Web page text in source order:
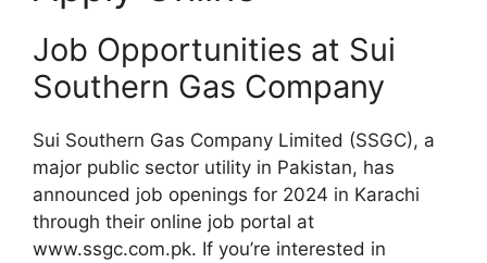
Job Opportunities at Sui
Southern Gas Company
Sui Southern Gas Company Limited (SSGC), a
major public sector utility in Pakistan, has
announced job openings for 2024 in Karachi
through their online job portal at
www.ssgc.com.pk. If you’re interested in